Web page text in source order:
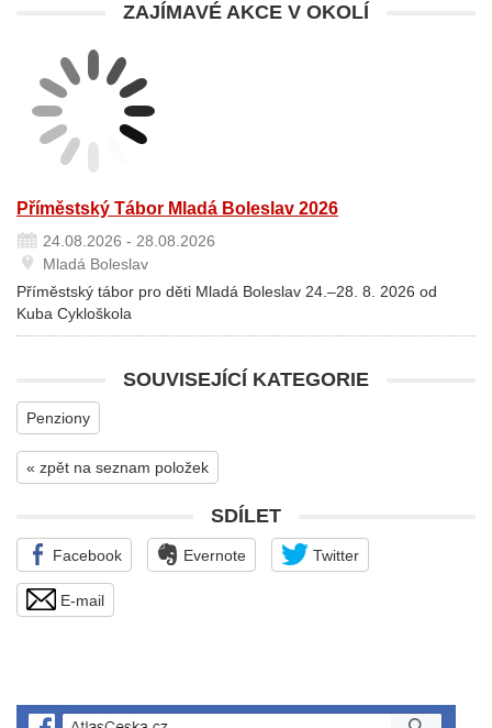
ZAJÍMAVÉ AKCE V OKOLÍ
Příměstský Tábor Mladá Boleslav 2026
24.08.2026 - 28.08.2026
Mladá Boleslav
Příměstský tábor pro děti Mladá Boleslav 24.–28. 8. 2026 od
Kuba Cykloškola
SOUVISEJÍCÍ KATEGORIE
Penziony
« zpět na seznam položek
SDÍLET
Facebook Evernote Twitter
E-mail